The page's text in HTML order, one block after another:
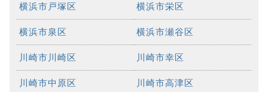
横浜市戸塚区 横浜市栄区
横浜市泉区 横浜市瀬谷区
川崎市川崎区 川崎市幸区
川崎市中原区 川崎市高津区